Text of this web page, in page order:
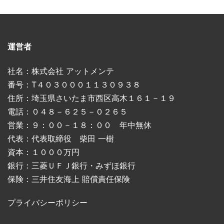
運営者
社名：株式会社 アットメンテ
番号：T４０３０００１１３０９３８
住所：埼玉県さいたま市西区高木１６１－１９
電話：０４８－６２５－０２６５
営業：９：００－１８：００ 年中無休
代表：代表取締役 柴田 一樹
資本：１０００万円
銀行：三菱ＵＦＪ銀行・みずほ銀行
保険：三井住友海上 賠償責任保険
プライバシーポリシー